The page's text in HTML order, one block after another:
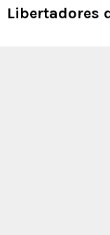
Libertadores